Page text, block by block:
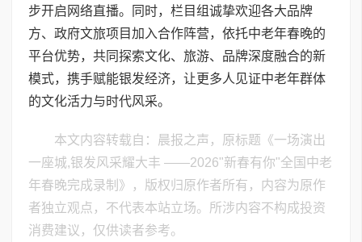
步开启网络直播。同时，栏目组诚挚欢迎各大品牌
方、政府文旅项目加入合作阵营，依托中老年春晚的
平台优势，共同探索文化、旅游、品牌深度融合的新
模式，携手赋能银发经济，让更多人见证中老年群体
的文化活力与时代风采。
本文内容转载自：晨报之声，原标题《一场演出
一座城,银发风采耀大丰 ——2026"新春有你"全国中老
年春晚完成录制》，版权归原作者所有，内容为原作
者独立观点，不代表本站立场。所涉内容不构成投资
消费建议，仅供读者参考。